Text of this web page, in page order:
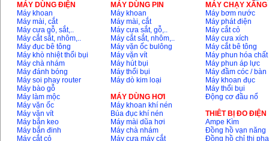
MÁY DÙNG ĐIỆN
Máy khoan
Máy mài, cắt
Máy cưa gỗ, sắt,..
Máy cắt sắt, nhôm,..
Máy đục bê tông
Máy khò nhiệt thổi bụi
Máy chà nhám
Máy đánh bóng
Máy soi phay router
Máy bào gỗ
Máy làm mộc
Máy vặn ốc
Máy vặn vít
Máy bắn keo
Máy bắn đinh
Máy cắt cỏ
MÁY DÙNG PIN
Máy khoan
Máy mài, cắt
Máy cưa sắt, gỗ,..
Máy cắt sắt, nhôm,..
Máy vặn ốc bulông
Máy vặn vít
Máy hút bụi
Máy thổi bụi
Máy dò kim loại
MÁY DÙNG HƠI
Máy khoan khí nén
Búa đục khí nén
Máy mài dũa hơi
Máy chà nhám
Máy cưa máy cắt
MÁY CHẠY
Máy bơm nước
Máy phát điện
Máy cắt cỏ
Máy cưa xích
Máy cắt bê tông
Máy phun hóa chất
Máy phun áp lực
Máy đầm cóc / bàn
Máy khoan đục
Máy thổi bụi
Động cơ đầu nổ
THIÊT BỊ ĐO ĐIỆN
Ampe Kìm
Đồng hồ vạn năng
Đồng hồ chỉ thị pha